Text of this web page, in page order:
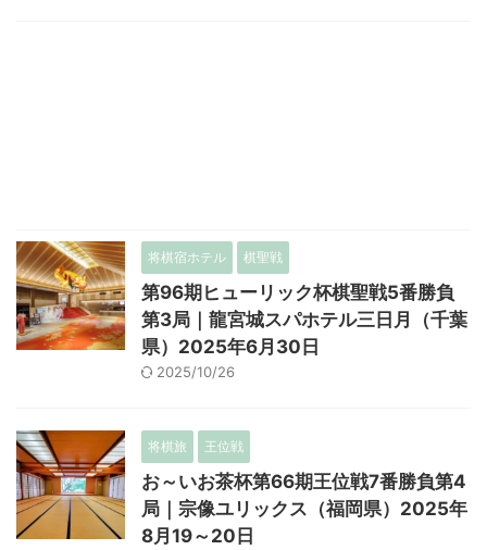
将棋宿ホテル 棋聖戦
第96期ヒューリック杯棋聖戦5番勝負
第3局｜龍宮城スパホテル三日月（千葉
県）2025年6月30日
2025/10/26
将棋旅 王位戦
お～いお茶杯第66期王位戦7番勝負第4
局｜宗像ユリックス（福岡県）2025年
8月19～20日